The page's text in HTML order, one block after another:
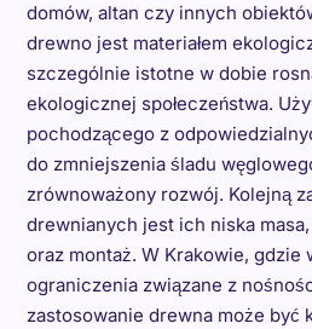
domów, altan czy innych
drewno jest materiałem
szczególnie istotne w dobie
ekologicznej społeczeństwa.
pochodzącego z
do zmniejszenia śladu
zrównoważony rozwój. Kolejną
drewnianych jest ich niska
oraz montaż. W Krakowie, gdzie
ograniczenia związane z
zastosowanie drewna może być